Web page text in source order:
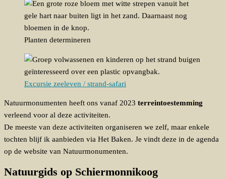
Planten determineren
Excursie zeeleven / strand-safari
Natuurmonumenten heeft ons vanaf 2023 terreintoestemming
verleend voor al deze activiteiten.
De meeste van deze activiteiten organiseren we zelf, maar enkele
tochten blijf ik aanbieden via Het Baken. Je vindt deze in de agenda
op de website van Natuurmonumenten.
Natuurgids op Schiermonnikoog